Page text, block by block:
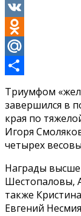
Twitter
VK
Odnoklassniki
Mail.Ru
Отправить
Триумфом
завершился в
края по
Игоря
четырех
Награды
Шестопаловы,
также
Евгений